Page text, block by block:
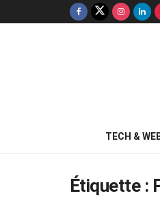
TECH &
Étiquette :